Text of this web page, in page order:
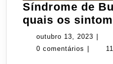
Síndrome de
quais os
outubro 13, 2023
13,
0 comentários